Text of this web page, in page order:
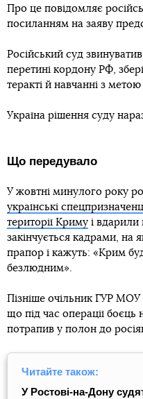
Про це повідомляє
посиланням на заяву
Російський суд
перетині кордону РФ,
теракті й навчанні з
Україна рішення суду
Що передувало
У жовтні минулого року
українські
території Криму і вдарили
закінчується кадрами, на
прапор і кажуть: «Крим
безлюдним».
Пізніше очільник ГУР
що під час операції
потрапив у полон до
Читайте також:
У Ростові-на-Дону